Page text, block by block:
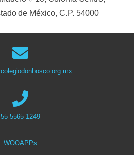
de México, C.P. 54000
55 5565 1249
WOOAPPs